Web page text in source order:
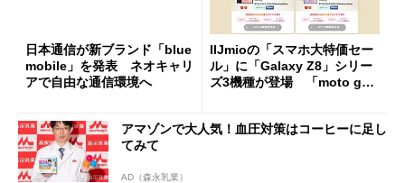
日本通信が新ブランド「blue
mobile」を発表 ネオキャリ
アで自由な通信環境へ
IIJmioの「スマホ大特価セー
ル」に「Galaxy Z8」シリー
ズ3機種が登場 「moto g37
アマゾンで大人気！血圧対策はコーヒーに足し
てみて
AD（森永乳業）